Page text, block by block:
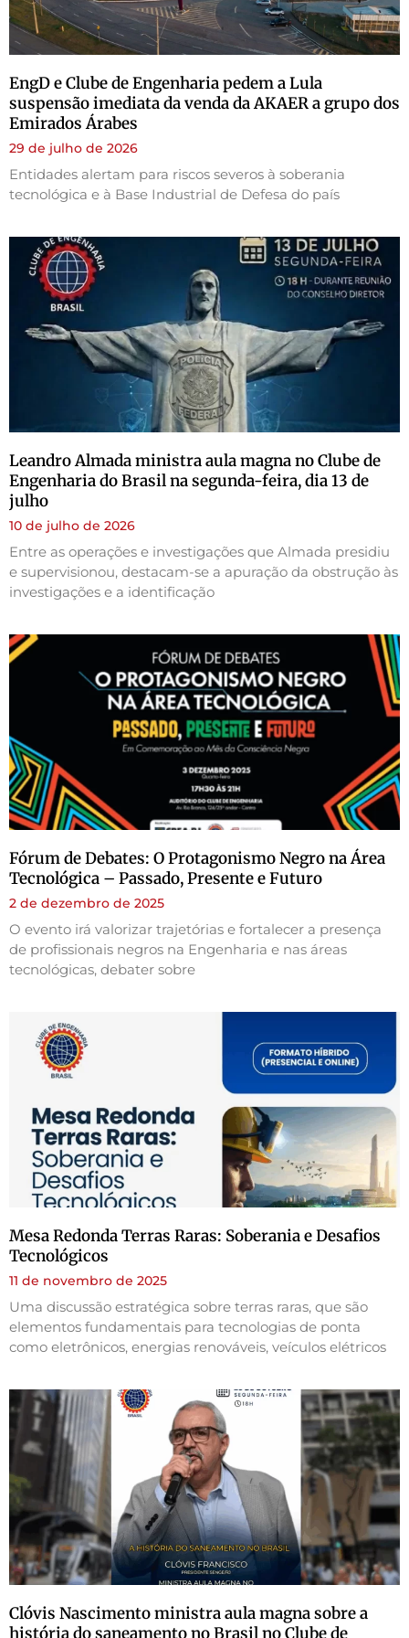
EngD e Clube de Engenharia pedem a Lula
suspensão imediata da venda da AKAER a grupo dos
Emirados Árabes
29 de julho de 2026
Entidades alertam para riscos severos à soberania
tecnológica e à Base Industrial de Defesa do país
Leandro Almada ministra aula magna no Clube de
Engenharia do Brasil na segunda-feira, dia 13 de
julho
10 de julho de 2026
Entre as operações e investigações que Almada presidiu
e supervisionou, destacam-se a apuração da obstrução às
investigações e a identificação
Fórum de Debates: O Protagonismo Negro na Área
Tecnológica – Passado, Presente e Futuro
2 de dezembro de 2025
O evento irá valorizar trajetórias e fortalecer a presença
de profissionais negros na Engenharia e nas áreas
tecnológicas, debater sobre
Mesa Redonda Terras Raras: Soberania e Desafios
Tecnológicos
11 de novembro de 2025
Uma discussão estratégica sobre terras raras, que são
elementos fundamentais para tecnologias de ponta
como eletrônicos, energias renováveis, veículos elétricos
Clóvis Nascimento ministra aula magna sobre a
história do saneamento no Brasil no Clube de